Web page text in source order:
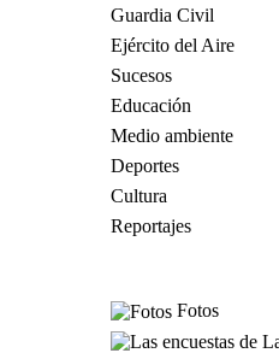
Guardia Civil
Ejército del Aire
Sucesos
Educación
Medio ambiente
Deportes
Cultura
Reportajes
Fotos